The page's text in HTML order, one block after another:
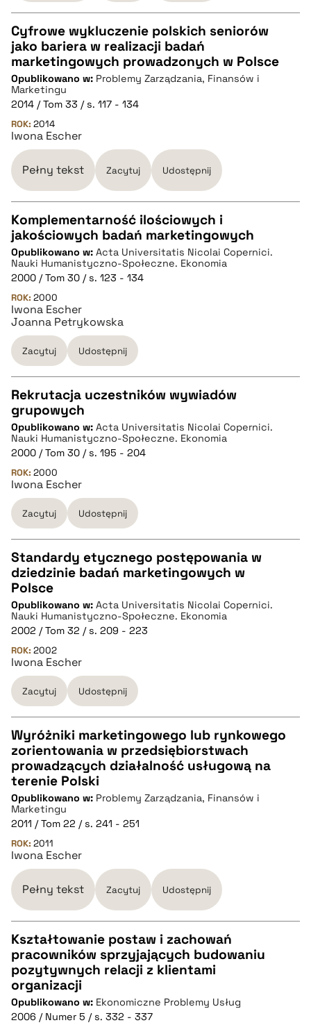
CZYSTY TEKST
pobierz cytat
BIBTEX
pobierz cytat
Cyfrowe wykluczenie polskich seniorów
jako bariera w realizacji badań
marketingowych prowadzonych w Polsce
Opublikowano w: Problemy Zarządzania, Finansów i
Marketingu
2014 / Tom 33 / s. 117 - 134
ROK: 2014
Iwona Escher
Pełny tekst Zacytuj Udostępnij
CZYSTY TEKST
pobierz cytat
BIBTEX
pobierz cytat
Komplementarność ilościowych i
jakościowych badań marketingowych
Opublikowano w: Acta Universitatis Nicolai Copernici.
Nauki Humanistyczno-Społeczne. Ekonomia
2000 / Tom 30 / s. 123 - 134
ROK: 2000
Iwona Escher
Joanna Petrykowska
Zacytuj Udostępnij
CZYSTY TEKST
pobierz cytat
BIBTEX
pobierz cytat
Rekrutacja uczestników wywiadów
grupowych
Opublikowano w: Acta Universitatis Nicolai Copernici.
Nauki Humanistyczno-Społeczne. Ekonomia
2000 / Tom 30 / s. 195 - 204
ROK: 2000
Iwona Escher
Zacytuj Udostępnij
CZYSTY TEKST
pobierz cytat
BIBTEX
pobierz cytat
Standardy etycznego postępowania w
dziedzinie badań marketingowych w
Polsce
Opublikowano w: Acta Universitatis Nicolai Copernici.
Nauki Humanistyczno-Społeczne. Ekonomia
2002 / Tom 32 / s. 209 - 223
ROK: 2002
Iwona Escher
Zacytuj Udostępnij
CZYSTY TEKST
pobierz cytat
BIBTEX
pobierz cytat
Wyróżniki marketingowego lub rynkowego
zorientowania w przedsiębiorstwach
prowadzących działalność usługową na
terenie Polski
Opublikowano w: Problemy Zarządzania, Finansów i
Marketingu
2011 / Tom 22 / s. 241 - 251
ROK: 2011
Iwona Escher
Pełny tekst Zacytuj Udostępnij
CZYSTY TEKST
pobierz cytat
Kształtowanie postaw i zachowań
pracowników sprzyjających budowaniu
pozytywnych relacji z klientami
organizacji
Opublikowano w: Ekonomiczne Problemy Usług
2006 / Numer 5 / s. 332 - 337